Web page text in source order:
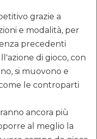
grazie a
e modalità, per
precedenti
di gioco, con
si muovono e
le controparti
ancora più
al meglio la